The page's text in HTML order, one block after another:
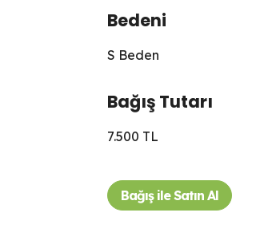
Bedeni
S Beden
Bağış Tutarı
7.500 TL
Bağış ile Satın Al